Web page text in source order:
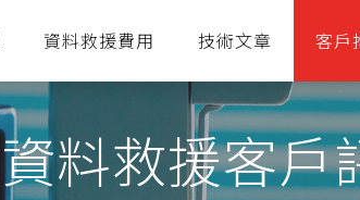
資料救援費用 技術文章 客戶
資料救援客戶